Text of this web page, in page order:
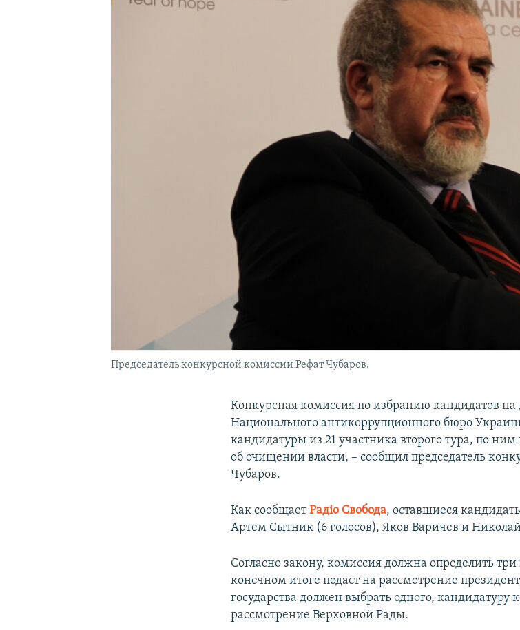
Председатель конкурсной комиссии Рефат Чубаров.
Конкурсная комиссия по избранию кандидатов на
Национального антикоррупционного бюро
кандидатуры из 21 участника второго тура, по ним
об очищении власти, – сообщил председатель
Чубаров.
Как сообщаетРадіо Свобода, оставшиеся
Артем Сытник (6 голосов), Яков Варичев и
Согласно закону, комиссия должна определить
конечном итоге подаст на рассмотрение
государства должен выбрать одного, кандидатуру
рассмотрение Верховной Рады.